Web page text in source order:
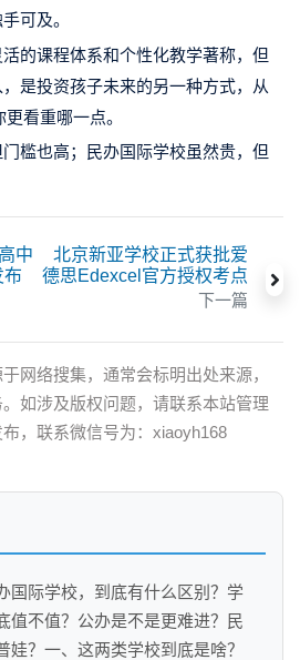
可及。
活的课程体系和个性化教学著称，但
是投资孩子未来的另一种方式，
从
更看重哪一点。
槛也高；民办国际学校虽然贵，但
中
布
北京新亚学校正式获批爱
德思Edexcel官方授权考点
下一篇
网络搜集，通常会标明出处来源，
如涉及版权问题，请联系本站管理
，联系微信号为：xiaoyh168
国际学校，到底有什么区别？学
值不值？公办是不是更难进？民
娃？一、这两类学校到底是啥？